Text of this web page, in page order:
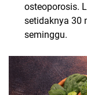
osteoporosis.
setidaknya 30
seminggu.